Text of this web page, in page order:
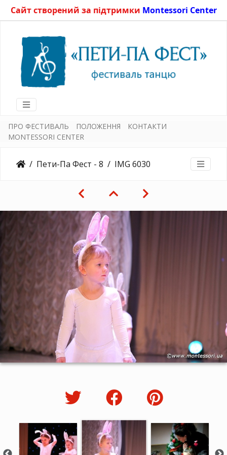
Сайт створений за підтримки Montessori Center
ПРО ФЕСТИВАЛЬ ПОЛОЖЕННЯ
КОНТАКТИ
MONTESSORI CENTER
Пети-Па Фест - 8 IMG 6030